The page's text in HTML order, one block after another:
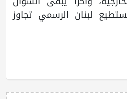
لبنان الرسمي تجاوز